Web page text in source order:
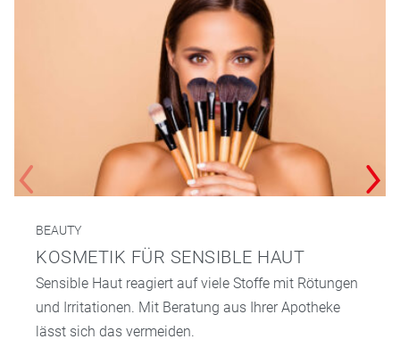
BEAUTY
KOSMETIK FÜR SENSIBLE HAUT
Sensible Haut reagiert auf viele Stoffe mit Rötungen
und Irritationen. Mit Beratung aus Ihrer Apotheke
lässt sich das vermeiden.